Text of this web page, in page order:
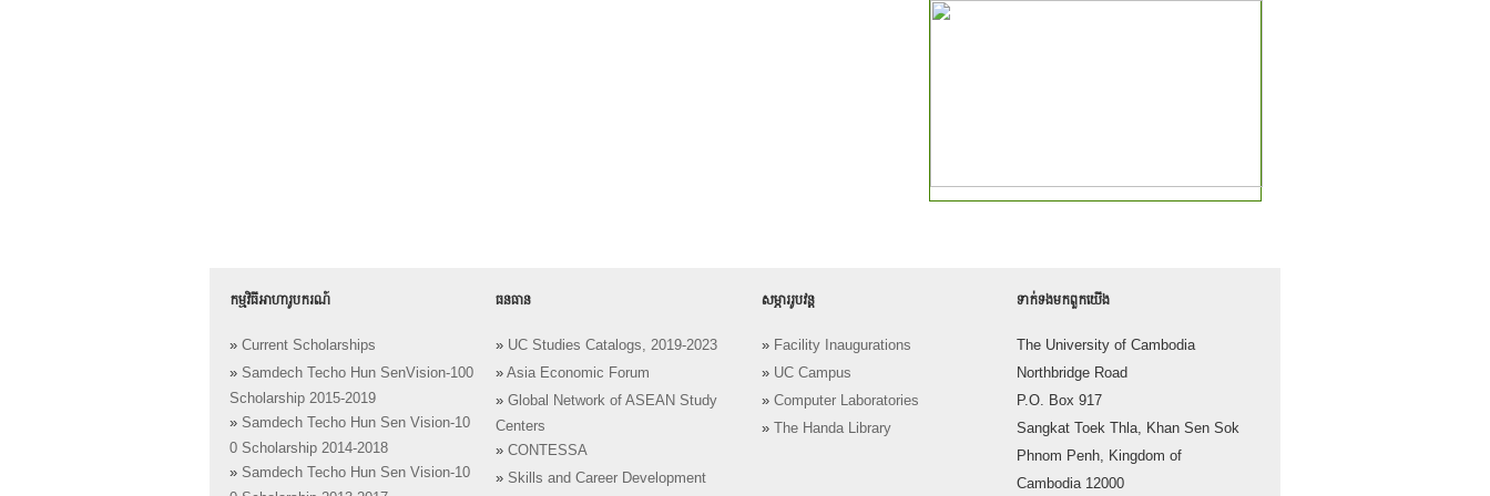
កម្មវិធីអាហារូបករណ៍
» Current Scholarships
» Samdech Techo Hun SenVision-100
Scholarship 2015-2019
» Samdech Techo Hun Sen Vision-10
0 Scholarship 2014-2018
» Samdech Techo Hun Sen Vision-10
ធនធាន
» UC Studies Catalogs, 2019-2023
» Asia Economic Forum
» Global Network of ASEAN Study
Centers
» CONTESSA
» Skills and Career Development
សម្ភាររូបវន្ត
» Facility Inaugurations
» UC Campus
» Computer Laboratories
»
The Handa Library
ទាក់ទង​មក​ពួក​យើង
The University of Cambodia
Northbridge Road
P.O. Box 917
Sangkat Toek Thla, Khan Sen Sok
Phnom Penh, Kingdom of
Cambodia 12000